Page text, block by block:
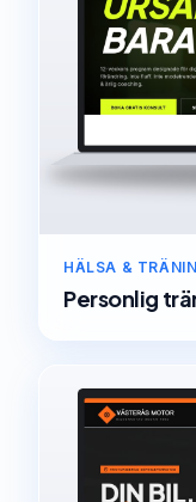
HÄLSA &
Personlig